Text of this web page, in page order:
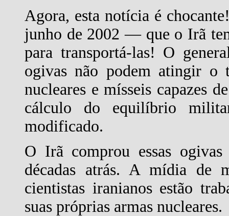
Agora, esta notícia é
junho de 2002 — que o Irã
para transportá-las! O
ogivas não podem atingir o
nucleares e mísseis capazes
cálculo do equilíbrio
modificado.
O Irã comprou essas ogivas
décadas atrás. A mídia de
cientistas iranianos estão
suas próprias armas nucleares.